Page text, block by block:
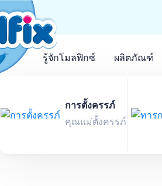
รู้จักโมลฟิกซ์ ผลิตภัณฑ์
บล็อกโมลฟิกซ์
การตั้งครรภ์
คุณแม่ตั้งครรภ์